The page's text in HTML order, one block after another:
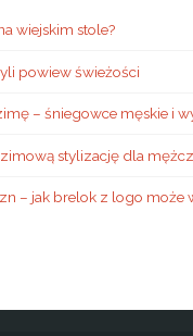
wiejskim stole?
powiew świeżości
– śniegowce męskie i
stylizację dla
– jak brelok z logo może